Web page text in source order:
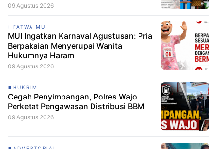
09 Agustus 2026
FATWA MUI
MUI Ingatkan Karnaval Agustusan: Pria
Berpakaian Menyerupai Wanita
Hukumnya Haram
09 Agustus 2026
HUKRIM
Cegah Penyimpangan, Polres Wajo
Perketat Pengawasan Distribusi BBM
09 Agustus 2026